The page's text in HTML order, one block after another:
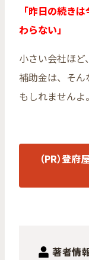
「昨日の続き
わらない」
小さい会社ほど
補助金は、そ
もしれませんよ。
（PR）登
著者情